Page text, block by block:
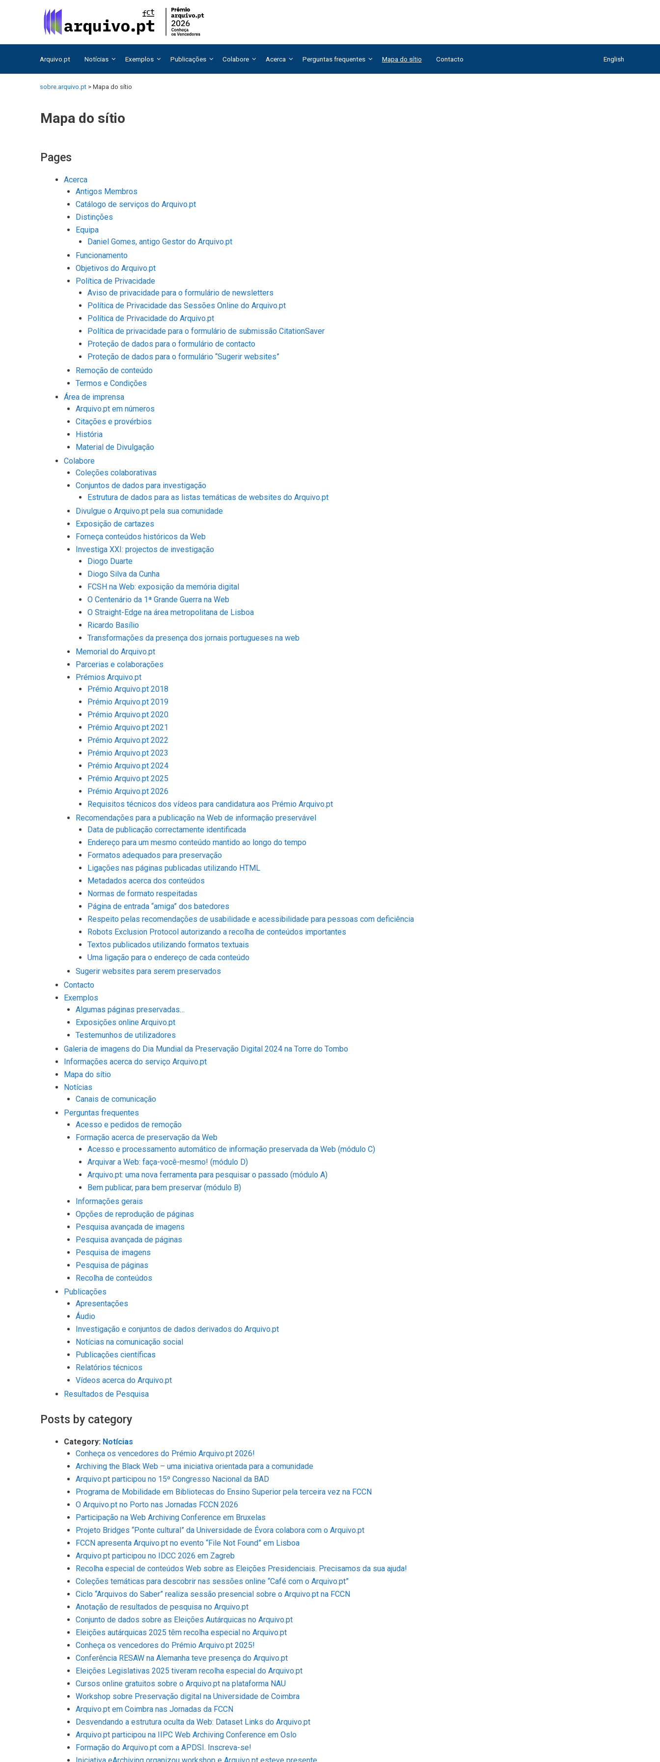
Arquivo.pt Notícias Exemplos Publicações Colabore Acerca Perguntas frequentes Mapa do sítio Contacto English
sobre.arquivo.pt > Mapa do sítio
Mapa do sítio
Pages
Acerca
Antigos Membros
Catálogo de serviços do Arquivo.pt
Distinções
Equipa
Daniel Gomes, antigo Gestor do Arquivo.pt
Funcionamento
Objetivos do Arquivo.pt
Política de Privacidade
Aviso de privacidade para o formulário de newsletters
Política de Privacidade das Sessões Online do Arquivo.pt
Política de Privacidade do Arquivo.pt
Política de privacidade para o formulário de submissão CitationSaver
Proteção de dados para o formulário de contacto
Proteção de dados para o formulário “Sugerir websites”
Remoção de conteúdo
Termos e Condições
Área de imprensa
Arquivo.pt em números
Citações e provérbios
História
Material de Divulgação
Colabore
Coleções colaborativas
Conjuntos de dados para investigação
Estrutura de dados para as listas temáticas de websites do Arquivo.pt
Divulgue o Arquivo.pt pela sua comunidade
Exposição de cartazes
Forneça conteúdos históricos da Web
Investiga XXI: projectos de investigação
Diogo Duarte
Diogo Silva da Cunha
FCSH na Web: exposição da memória digital
O Centenário da 1ª Grande Guerra na Web
O Straight-Edge na área metropolitana de Lisboa
Ricardo Basílio
Transformações da presença dos jornais portugueses na web
Memorial do Arquivo.pt
Parcerias e colaborações
Prémios Arquivo.pt
Prémio Arquivo.pt 2018
Prémio Arquivo.pt 2019
Prémio Arquivo.pt 2020
Prémio Arquivo.pt 2021
Prémio Arquivo.pt 2022
Prémio Arquivo.pt 2023
Prémio Arquivo.pt 2024
Prémio Arquivo.pt 2025
Prémio Arquivo.pt 2026
Requisitos técnicos dos vídeos para candidatura aos Prémio Arquivo.pt
Recomendações para a publicação na Web de informação preservável
Data de publicação correctamente identificada
Endereço para um mesmo conteúdo mantido ao longo do tempo
Formatos adequados para preservação
Ligações nas páginas publicadas utilizando HTML
Metadados acerca dos conteúdos
Normas de formato respeitadas
Página de entrada “amiga” dos batedores
Respeito pelas recomendações de usabilidade e acessibilidade para pessoas com deficiência
Robots Exclusion Protocol autorizando a recolha de conteúdos importantes
Textos publicados utilizando formatos textuais
Uma ligação para o endereço de cada conteúdo
Sugerir websites para serem preservados
Contacto
Exemplos
Algumas páginas preservadas…
Exposições online Arquivo.pt
Testemunhos de utilizadores
Galeria de imagens do Dia Mundial da Preservação Digital 2024 na Torre do Tombo
Informações acerca do serviço Arquivo.pt
Mapa do sítio
Notícias
Canais de comunicação
Perguntas frequentes
Acesso e pedidos de remoção
Formação acerca de preservação da Web
Acesso e processamento automático de informação preservada da Web (módulo C)
Arquivar a Web: faça-você-mesmo! (módulo D)
Arquivo.pt: uma nova ferramenta para pesquisar o passado (módulo A)
Bem publicar, para bem preservar (módulo B)
Informações gerais
Opções de reprodução de páginas
Pesquisa avançada de imagens
Pesquisa avançada de páginas
Pesquisa de imagens
Pesquisa de páginas
Recolha de conteúdos
Publicações
Apresentações
Áudio
Investigação e conjuntos de dados derivados do Arquivo.pt
Notícias na comunicação social
Publicações científicas
Relatórios técnicos
Vídeos acerca do Arquivo.pt
Resultados de Pesquisa
Posts by category
Category: Notícias
Conheça os vencedores do Prémio Arquivo.pt 2026!
Archiving the Black Web – uma iniciativa orientada para a comunidade
Arquivo.pt participou no 15º Congresso Nacional da BAD
Programa de Mobilidade em Bibliotecas do Ensino Superior pela terceira vez na FCCN
O Arquivo.pt no Porto nas Jornadas FCCN 2026
Participação na Web Archiving Conference em Bruxelas
Projeto Bridges “Ponte cultural” da Universidade de Évora colabora com o Arquivo.pt
FCCN apresenta Arquivo.pt no evento “File Not Found” em Lisboa
Arquivo.pt participou no IDCC 2026 em Zagreb
Recolha especial de conteúdos Web sobre as Eleições Presidenciais. Precisamos da sua ajuda!
Coleções temáticas para descobrir nas sessões online “Café com o Arquivo.pt”
Ciclo “Arquivos do Saber” realiza sessão presencial sobre o Arquivo.pt na FCCN
Anotação de resultados de pesquisa no Arquivo.pt
Conjunto de dados sobre as Eleições Autárquicas no Arquivo.pt
Eleições autárquicas 2025 têm recolha especial no Arquivo.pt
Conheça os vencedores do Prémio Arquivo.pt 2025!
Conferência RESAW na Alemanha teve presença do Arquivo.pt
Eleições Legislativas 2025 tiveram recolha especial do Arquivo.pt
Cursos online gratuitos sobre o Arquivo.pt na plataforma NAU
Workshop sobre Preservação digital na Universidade de Coimbra
Arquivo.pt em Coimbra nas Jornadas da FCCN
Desvendando a estrutura oculta da Web: Dataset Links do Arquivo.pt
Arquivo.pt participou na IIPC Web Archiving Conference em Oslo
Formação do Arquivo.pt com a APDSI. Inscreva-se!